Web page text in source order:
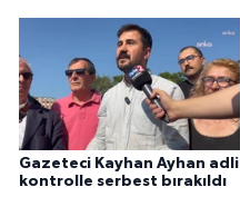
Gazeteci Kayhan Ayhan adli
kontrolle serbest bırakıldı